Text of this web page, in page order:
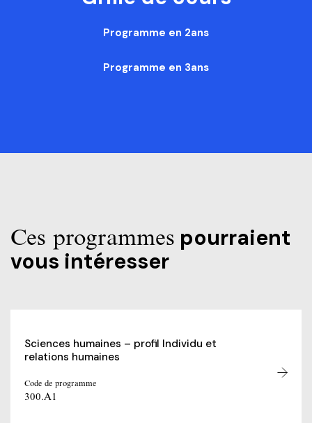
Programme en 2ans
Programme en 3ans
Ces programmes pourraient
vous intéresser
Sciences humaines – profil Individu et
relations humaines
Code de programme
300.A1